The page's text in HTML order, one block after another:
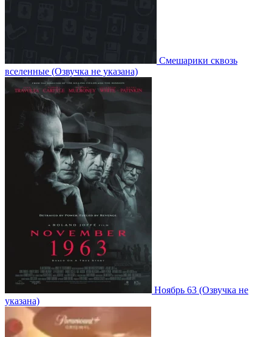
Смешарики сквозь
вселенные (Озвучка не указана)
Ноябрь 63 (Озвучка не
указана)